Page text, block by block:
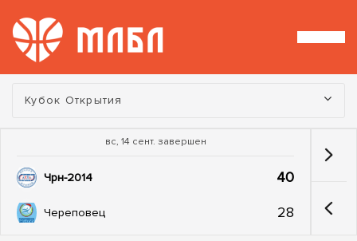
Турнир:
Кубок Открытия
вс, 14 сент. завершен
Чрн-2014 40
Череповец 28